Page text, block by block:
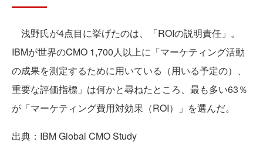
浅野氏が4点目に挙げたのは、「ROIの説明責任」。
IBMが世界のCMO 1,700人以上に「マーケティング活動
の成果を測定するために用いている（用いる予定の）、
重要な評価指標」は何かと尋ねたところ、最も多い63％
が「マーケティング費用対効果（ROI）」を選んだ。
出典：IBM Global CMO Study